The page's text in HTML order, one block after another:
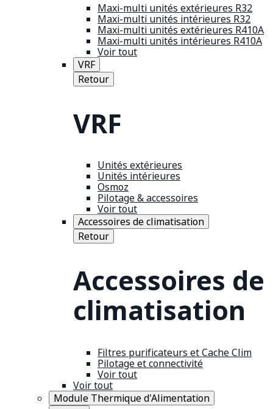
Maxi-multi unités extérieures R32
Maxi-multi unités intérieures R32
Maxi-multi unités extérieures R410A
Maxi-multi unités intérieures R410A
Voir tout
VRF
Retour
VRF
Unités extérieures
Unités intérieures
Osmoz
Pilotage & accessoires
Voir tout
Accessoires de climatisation
Retour
Accessoires de
climatisation
Filtres purificateurs et Cache Clim
Pilotage et connectivité
Voir tout
Voir tout
Module Thermique d'Alimentation